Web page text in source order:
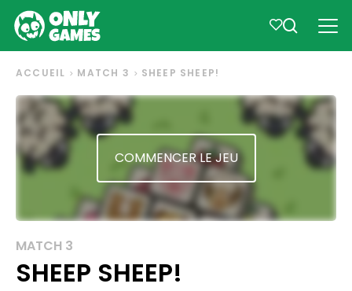
ACCUEIL MATCH 3 SHEEP SHEEP!
COMMENCER LE JEU
MATCH 3
SHEEP SHEEP!